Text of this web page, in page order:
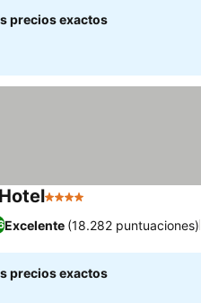
precios exactos
4 Estrellas
Excelente (18.282 puntuaciones)
precios exactos